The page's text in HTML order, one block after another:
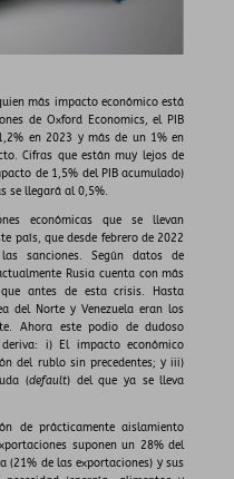
más impacto económico está
de Oxford Economics, el PIB
en 2023 y más de un 1% en
Cifras que están muy lejos de
de 1,5% del PIB acumulado)
se llegará al 0,5%.
económicas que se llevan
país, que desde febrero de 2022
sanciones. Según datos de
Rusia cuenta con más
antes de esta crisis. Hasta
del Norte y Venezuela eran los
Ahora este podio de dudoso
i) El impacto económico
del rublo sin precedentes; y iii)
(default) del que ya se lleva
de prácticamente aislamiento
suponen un 28% del
(21% de las exportaciones) y sus